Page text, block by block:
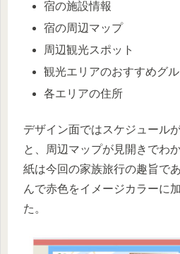
宿の施設情報
宿の周辺マップ
周辺観光スポット
観光エリアのおすすめグル
各エリアの住所
デザイン面ではスケジュール
と、周辺マップが見開きでわ
紙は今回の家族旅行の趣旨で
んで赤色をイメージカラーに
た。